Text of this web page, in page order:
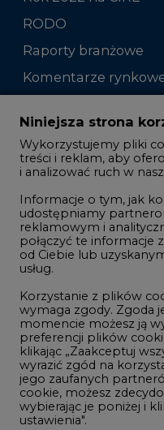
RODO
Raporty branżowe
Komentarze
Zmiany kadrowe na
Studio CIRE
Rozmowy o
Gospodarka
Geopolityka
LTE450
Innowacje i AI
Telekomunikacja i IT
Handel emisjami
Wodór
Górnictwo
Niniejsza strona
Wykorzystujemy pliki
treści i reklam, aby
i analizować ruch w
Informacje o tym, jak
udostępniamy
reklamowym i
połączyć te informacje
od Ciebie lub
usług.
Korzystanie z plików
wymaga zgody. Zgoda
momencie możesz ją
preferencji plików
klikając „Zaakceptuj
wyrazić zgód na
jego zaufanych
cookie, możesz
wybierając je poniżej i
ustawienia".